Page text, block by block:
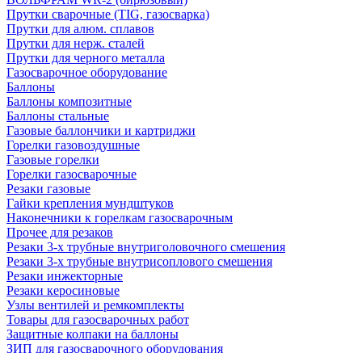
Прутки сварочные (TIG, газосварка)
Прутки для алюм. сплавов
Прутки для нерж. сталей
Прутки для черного металла
Газосварочное оборудование
Баллоны
Баллоны композитные
Баллоны стальные
Газовые баллончики и картриджи
Горелки газовоздушные
Газовые горелки
Горелки газосварочные
Резаки газовые
Гайки крепления мундштуков
Наконечники к горелкам газосварочным
Прочее для резаков
Резаки 3-х трубные внутриголовочного смешения
Резаки 3-х трубные внутрисоплового смешения
Резаки инжекторные
Резаки керосиновые
Узлы вентилей и ремкомплекты
Товары для газосварочных работ
Защитные колпаки на баллоны
ЗИП для газосварочного оборудования